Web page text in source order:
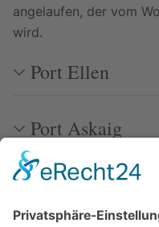
angelaufen, der vom
wird.
Port Ellen
Port Askaig
Photos